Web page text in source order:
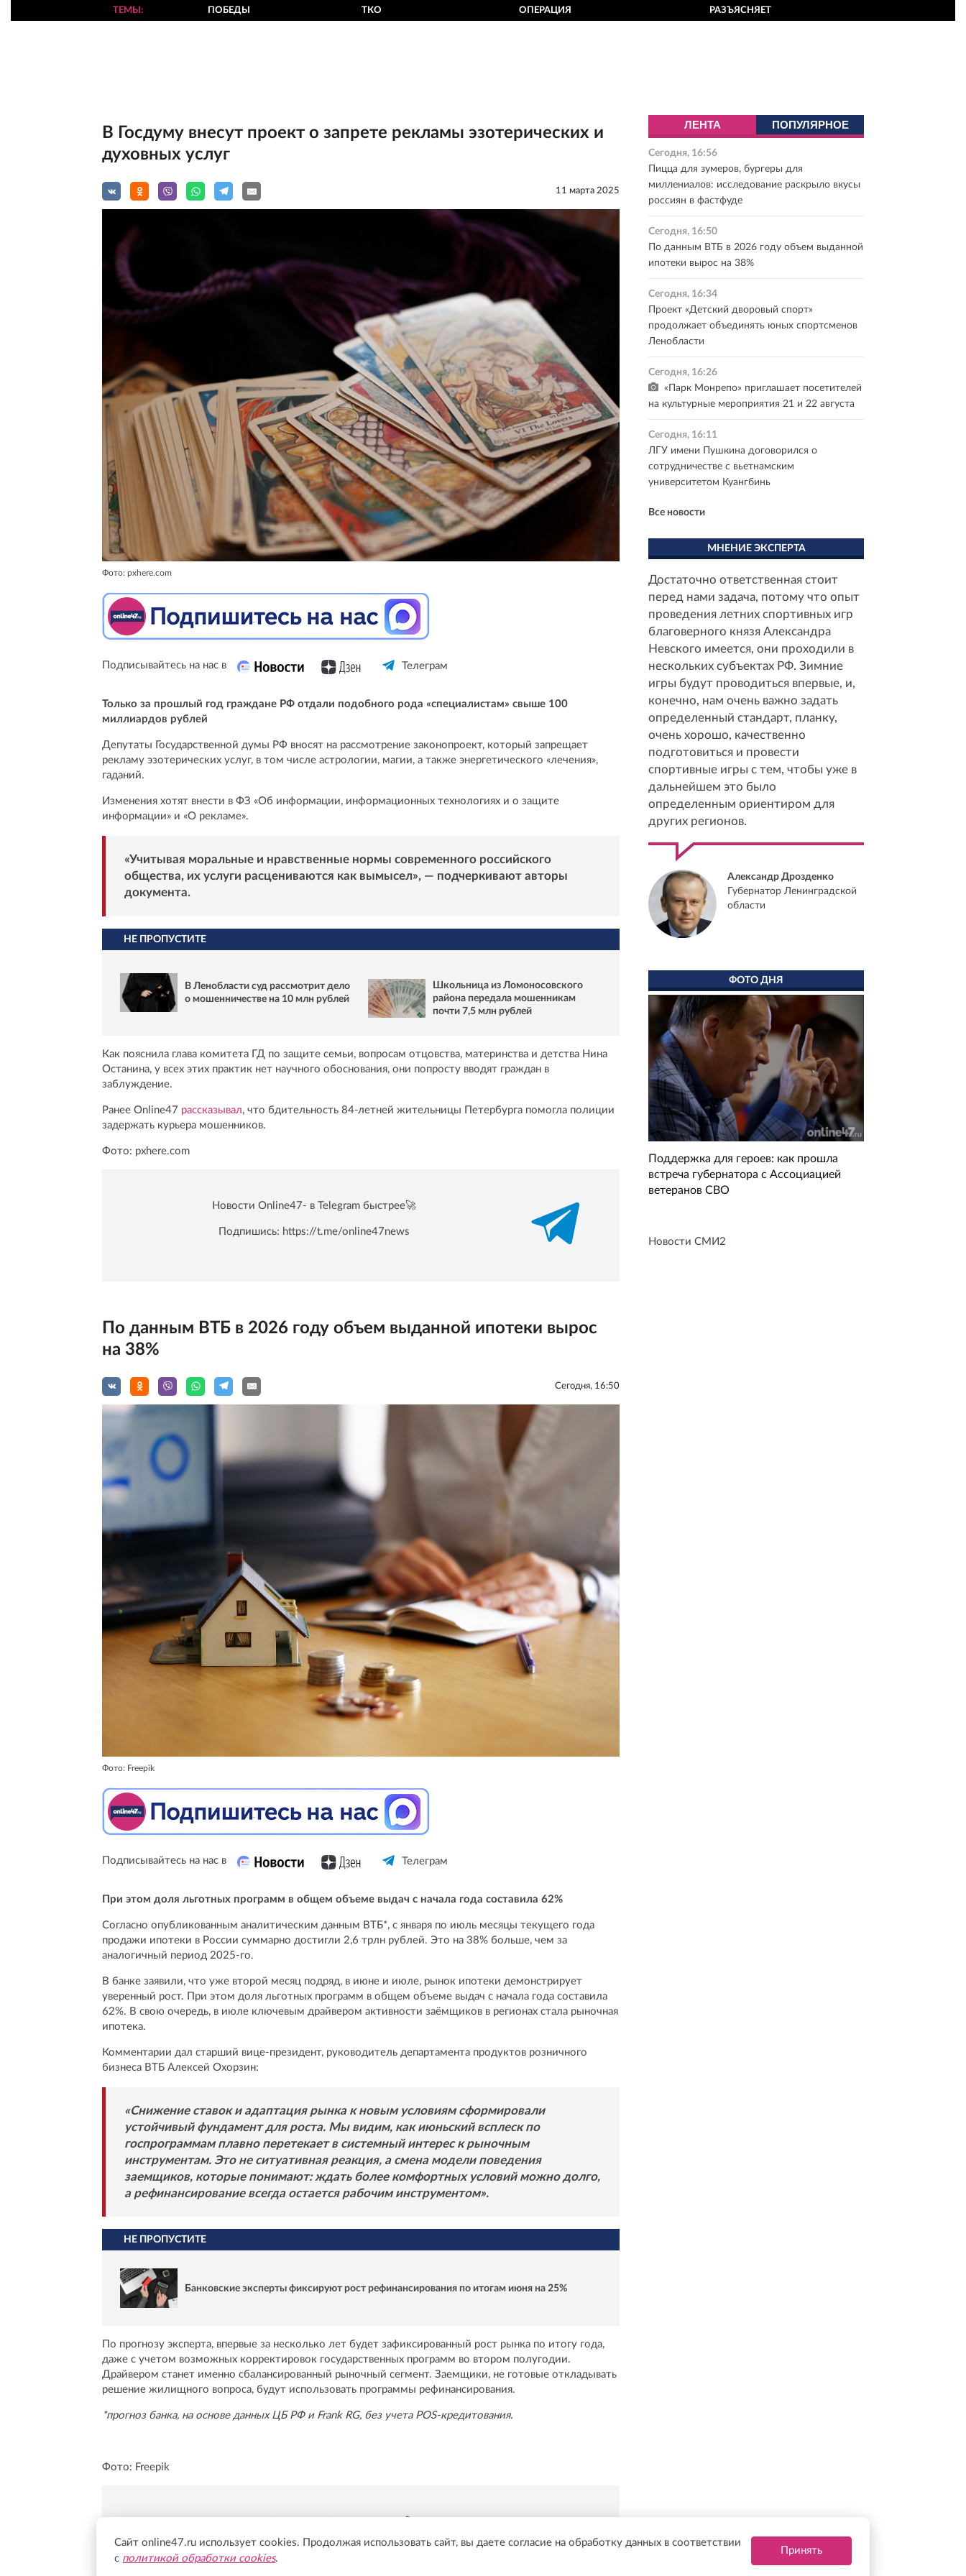
ТЕМЫ ПОБЕДЫ ТКО ОПЕРАЦИЯ РАЗЪЯСНЯЕТ
В Госдуму внесут проект о запрете рекламы эзотерических и
духовных услуг
11 мартa 2025
Фото: pxhere.com
Подписывайтесь на нас в Телеграм
Только за прошлый год граждане РФ отдали подобного рода «специалистам» свыше 100
миллиардов рублей
Депутаты Государственной думы РФ вносят на рассмотрение законопроект, который запрещает
рекламу эзотерических услуг, в том числе астрологии, магии, а также энергетического «лечения»,
гаданий.
Изменения хотят внести в ФЗ «Об информации, информационных технологиях и о защите
информации» и «О рекламе».
«Учитывая моральные и нравственные нормы современного российского
общества, их услуги расцениваются как вымысел», — подчеркивают авторы
документа.
НЕ ПРОПУСТИТЕ
В Ленобласти суд рассмотрит дело
о мошенничестве на 10 млн рублей
Школьница из Ломоносовского
района передала мошенникам
почти 7,5 млн рублей
Как пояснила глава комитета ГД по защите семьи, вопросам отцовства, материнства и детства Нина
Останина, у всех этих практик нет научного обоснования, они попросту вводят граждан в
заблуждение.
Ранее Online47 рассказывал, что бдительность 84-летней жительницы Петербурга помогла полиции
задержать курьера мошенников.
Фото: pxhere.com
Новости Online47- в Telegram быстрее🚀
Подпишись: https://t.me/online47news
По данным ВТБ в 2026 году объем выданной ипотеки вырос
на 38%
Сегодня, 16:50
Фото: Freepik
Подписывайтесь на нас в Телеграм
При этом доля льготных программ в общем объеме выдач с начала года составила 62%
Согласно опубликованным аналитическим данным ВТБ*, с января по июль месяцы текущего года
продажи ипотеки в России суммарно достигли 2,6 трлн рублей. Это на 38% больше, чем за
аналогичный период 2025-го.
В банке заявили, что уже второй месяц подряд, в июне и июле, рынок ипотеки демонстрирует
уверенный рост. При этом доля льготных программ в общем объеме выдач с начала года составила
62%. В свою очередь, в июле ключевым драйвером активности заёмщиков в регионах стала рыночная
ипотека.
Комментарии дал старший вице-президент, руководитель департамента продуктов розничного
бизнеса ВТБ Алексей Охорзин:
«Снижение ставок и адаптация рынка к новым условиям сформировали
устойчивый фундамент для роста. Мы видим, как июньский всплеск по
госпрограммам плавно перетекает в системный интерес к рыночным
инструментам. Это не ситуативная реакция, а смена модели поведения
заемщиков, которые понимают: ждать более комфортных условий можно долго,
а рефинансирование всегда остается рабочим инструментом».
НЕ ПРОПУСТИТЕ
Банковские эксперты фиксируют рост рефинансирования по итогам июня на 25%
По прогнозу эксперта, впервые за несколько лет будет зафиксированный рост рынка по итогу года,
даже с учетом возможных корректировок государственных программ во втором полугодии.
Драйвером станет именно сбалансированный рыночный сегмент. Заемщики, не готовые откладывать
решение жилищного вопроса, будут использовать программы рефинансирования.
*прогноз банка, на основе данных ЦБ РФ и Frank RG, без учета POS-кредитования.
Фото: Freepik
Подпишись:https://t.me/online47news
ЛЕНТА ПОПУЛЯРНОЕ
Сегодня, 16:56
Пицца для зумеров, бургеры для
миллениалов: исследование раскрыло вкусы
россиян в фастфуде
Сегодня, 16:50
По данным ВТБ в 2026 году объем выданной
ипотеки вырос на 38%
Сегодня, 16:34
Проект «Детский дворовый спорт»
продолжает объединять юных спортсменов
Ленобласти
Сегодня, 16:26
«Парк Монрепо» приглашает посетителей
на культурные мероприятия 21 и 22 августа
Сегодня, 16:11
ЛГУ имени Пушкина договорился о
сотрудничестве с вьетнамским
университетом Куангбинь
Все новости
МНЕНИЕ ЭКСПЕРТА
Достаточно ответственная стоит
перед нами задача, потому что опыт
проведения летних спортивных игр
благоверного князя Александра
Невского имеется, они проходили в
нескольких субъектах РФ. Зимние
игры будут проводиться впервые, и,
конечно, нам очень важно задать
определенный стандарт, планку,
очень хорошо, качественно
подготовиться и провести
спортивные игры с тем, чтобы уже в
дальнейшем это было
определенным ориентиром для
других регионов.
Александр Дрозденко
Губернатор Ленинградской
области
ФОТО ДНЯ
Поддержка для героев: как прошла
встреча губернатора с Ассоциацией
ветеранов СВО
Новости СМИ2
Сайт online47.ru использует cookies. Продолжая использовать сайт, вы даете согласие на обработку данных в соответствии
с политикой обработки cookies.
Принять